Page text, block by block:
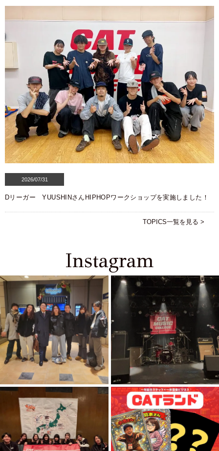
2026/07/31
Dリーガー YUUSHINさんHIPHOPワークショップを実施しました！
TOPICS一覧を見る >
Instagram